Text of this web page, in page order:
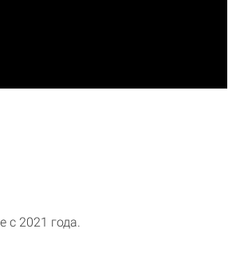
с 2021 года.